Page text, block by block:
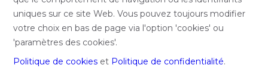
uniques sur ce site Web. Vous pouvez toujours modifier
votre choix en bas de page via l'option 'cookies' ou
'paramètres des cookies'.
Politique de cookies et Politique de confidentialité.